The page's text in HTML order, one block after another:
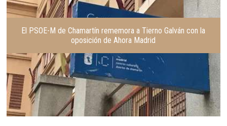
El PSOE-M de Chamartín rememora a Tierno Galván con la
oposición de Ahora Madrid